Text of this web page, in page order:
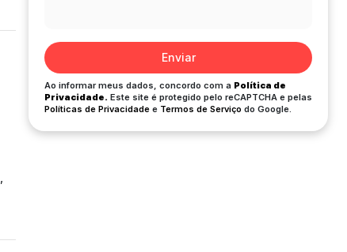
Enviar
Ao informar meus dados, concordo com a Política de
Privacidade. Este site é protegido pelo reCAPTCHA e pelas
Políticas de Privacidade e Termos de Serviço do Google.